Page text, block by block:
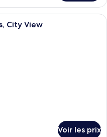
chambre d’hôtel avec deux lits,
City View
Voir les prix